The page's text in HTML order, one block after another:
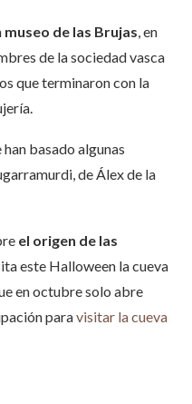
museo de las Brujas, en
de la sociedad vasca
que terminaron con la
basado algunas
de Álex de la
el origen de las
este Halloween la cueva
en octubre solo abre
paravisitar la cueva